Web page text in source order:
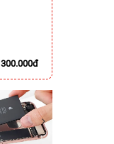
300.000đ